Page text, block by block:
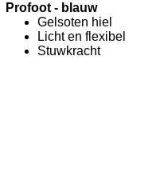
Profoot - blauw
Gelsoten hiel
Licht en flexibel
Stuwkracht